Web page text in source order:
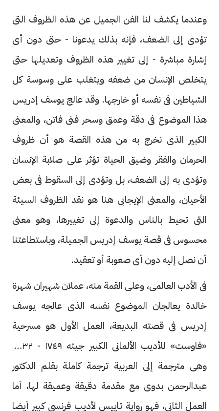
وعندما يكشف لنا الفن الجميل عن هذه الظروف التى
تؤدى إلى الضعف، فإنه بذلك يدعونا - حتى دون أى
إشارة مباشرة - إلى تغيير هذه الظروف وتعديلها حتى
يتخلص الإنسان من ضعفه ويتغلب على وسوسة كل
الشياطين فى نفسه أو خارجها. وقد عالج يوسف إدريس
هذا الموضوع فى دقة وعمق وسحر فنى فاتن، والمعنى
الكبير الذى نخرج به من هذه القصة هو أن ظروف
الحرمان والفقر وضيق الحياة تؤثر على صلابة الإنسان
وتؤدى به إلى الضعف، بل وتؤدى إلى السقوط فى بعض
الأحيان، والمعنى الإيجابى هنا هو نقد الظروف السيئة
التى تحيط بالناس والدعوة إلى تغييرها، وهو معنى
محسوس فى قصة يوسف إدريس الجميلة، وباستطاعتنا
أن نصل إليه دون أى صعوبة أو تعقيد.
فى الأدب العالمى، وعلى القمة منه، عملان شهيران شهرة
خالدة يعالجان الموضوع نفسه الذى عالجه يوسف
إدريس فى قصته البديعة، العمل الأول هو مسرحية
وهى مترجمة إلى العربية ترجمة كاملة بقلم الدكتور
عبدالرحمن بدوى مع مقدمة دقيقة وعميقة لها، أما
العمل الثانى، فهو رواية تاييس لأديب فرنسى كبير أيضا